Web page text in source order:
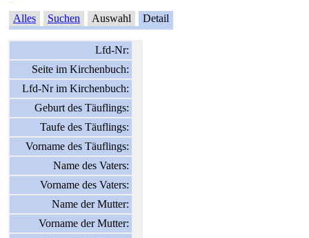
Alles Suchen Auswahl Detail
Lfd-Nr:
Seite im Kirchenbuch:
Lfd-Nr im Kirchenbuch:
Geburt des Täuflings:
Taufe des Täuflings:
Vorname des Täuflings:
Name des Vaters:
Vorname des Vaters:
Name der Mutter:
Vorname der Mutter: